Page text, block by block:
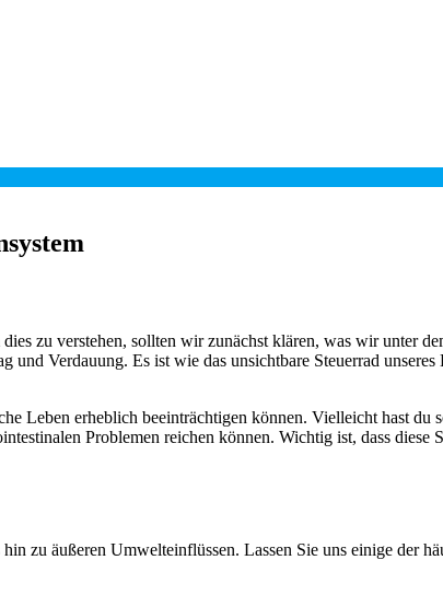
zu verstehen, sollten wir zunächst klären, was wir unter
Verdauung. Es ist wie das unsichtbare Steuerrad
Leben erheblich beeinträchtigen können. Vielleicht hast du
Problemen reichen können. Wichtig ist, dass diese
zu äußeren Umwelteinflüssen. Lassen Sie uns einige der